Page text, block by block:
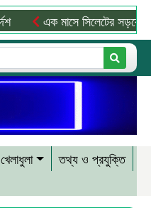
এক মাসে সিলেটের সড়কে ঝরল
খেলাধুলা
তথ্য ও প্রযুক্তি